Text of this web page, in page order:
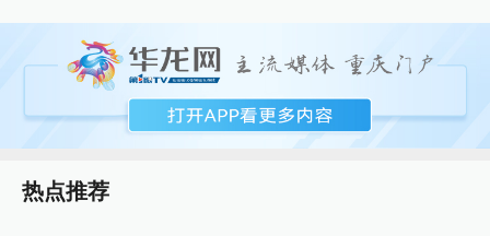
热点推荐